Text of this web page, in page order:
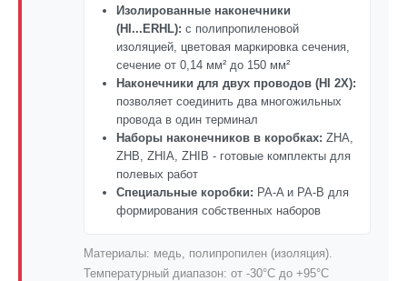
Изолированные наконечники
(HI...ERHL): с полипропиленовой
изоляцией, цветовая маркировка сечения,
сечение от 0,14 мм² до 150 мм²
Наконечники для двух проводов (HI 2X):
позволяет соединить два многожильных
провода в один терминал
Наборы наконечников в коробках: ZHA,
ZHB, ZHIA, ZHIB - готовые комплекты для
полевых работ
Специальные коробки: PA-A и PA-B для
формирования собственных наборов
Материалы: медь, полипропилен (изоляция).
Температурный диапазон: от -30°C до +95°C